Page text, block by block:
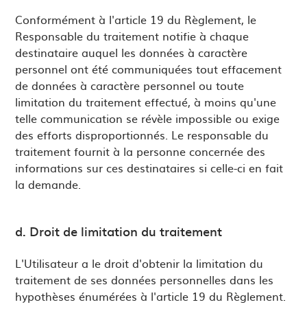
Conformément à l'article 19 du Règlement, le
Responsable du traitement notifie à chaque
destinataire auquel les données à caractère
personnel ont été communiquées tout effacement
de données à caractère personnel ou toute
limitation du traitement effectué, à moins qu'une
telle communication se révèle impossible ou exige
des efforts disproportionnés. Le responsable du
traitement fournit à la personne concernée des
informations sur ces destinataires si celle-ci en fait
la demande.
d. Droit de limitation du traitement
L'Utilisateur a le droit d'obtenir la limitation du
traitement de ses données personnelles dans les
hypothèses énumérées à l'article 19 du Règlement.